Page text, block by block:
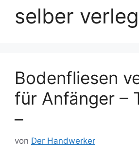
selber
Bodenfliesen
für Anfänger –
–
von Der Handwerker